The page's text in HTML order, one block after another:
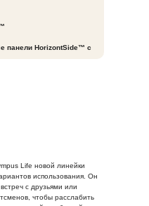
панели HorizontSide™ с
Life новой линейки
использования. Он
с друзьями или
чтобы расслабить